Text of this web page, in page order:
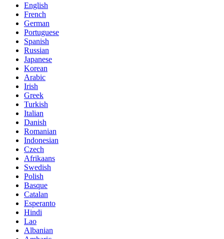
English
French
German
Portuguese
Spanish
Russian
Japanese
Korean
Arabic
Irish
Greek
Turkish
Italian
Danish
Romanian
Indonesian
Czech
Afrikaans
Swedish
Polish
Basque
Catalan
Esperanto
Hindi
Lao
Albanian